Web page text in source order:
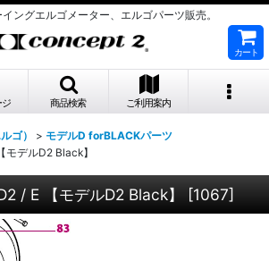
ングエルゴメーター、エルゴパーツ販売。
カート
商品検索 ご利用案内
ゴ） > モデルD forBLACKパーツ
デルD2 Black】
/ E 【モデルD2 Black】 [1067]